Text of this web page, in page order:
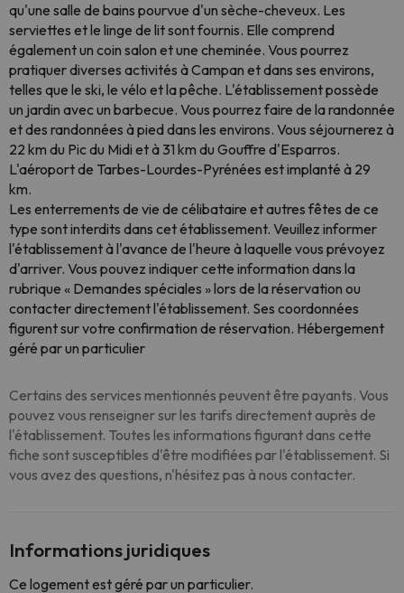
qu'une salle de bains pourvue d'un sèche-cheveux. Les
serviettes et le linge de lit sont fournis. Elle comprend
également un coin salon et une cheminée. Vous pourrez
pratiquer diverses activités à Campan et dans ses environs,
telles que le ski, le vélo et la pêche. L'établissement possède
un jardin avec un barbecue. Vous pourrez faire de la randonnée
et des randonnées à pied dans les environs. Vous séjournerez à
22 km du Pic du Midi et à 31 km du Gouffre d'Esparros.
L'aéroport de Tarbes-Lourdes-Pyrénées est implanté à 29
km.
Les enterrements de vie de célibataire et autres fêtes de ce
type sont interdits dans cet établissement. Veuillez informer
l'établissement à l'avance de l'heure à laquelle vous prévoyez
d'arriver. Vous pouvez indiquer cette information dans la
rubrique « Demandes spéciales » lors de la réservation ou
contacter directement l'établissement. Ses coordonnées
figurent sur votre confirmation de réservation. Hébergement
géré par un particulier
Certains des services mentionnés peuvent être payants. Vous
pouvez vous renseigner sur les tarifs directement auprès de
l'établissement. Toutes les informations figurant dans cette
fiche sont susceptibles d'être modifiées par l'établissement. Si
vous avez des questions, n'hésitez pas à nous contacter.
Informations juridiques
Ce logement est géré par un particulier.